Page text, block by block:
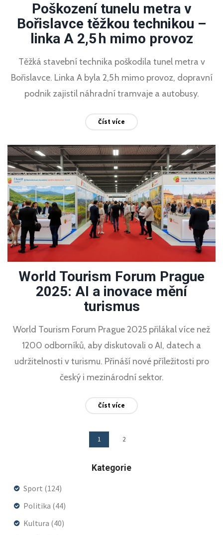
Poškození tunelu metra v
Bořislavce těžkou technikou –
linka A 2,5 h mimo provoz
Těžká stavební technika poškodila tunel metra v
Bořislavce. Linka A byla 2,5 h mimo provoz, dopravní
podnik zajistil náhradní tramvaje a autobusy.
Číst více
World Tourism Forum Prague
2025: AI a inovace mění
turismus
World Tourism Forum Prague 2025 přilákal více než
1200 odborníků, aby diskutovali o AI, datech a
udržitelnosti v turismu. Přináší nové příležitosti pro
český i mezinárodní sektor.
Číst více
1 2
Kategorie
Sport (124)
Politika (44)
Kultura (40)